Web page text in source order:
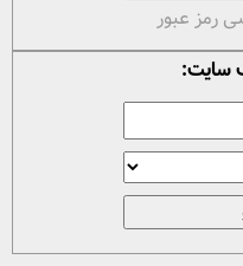
رمز عبور
سایت: